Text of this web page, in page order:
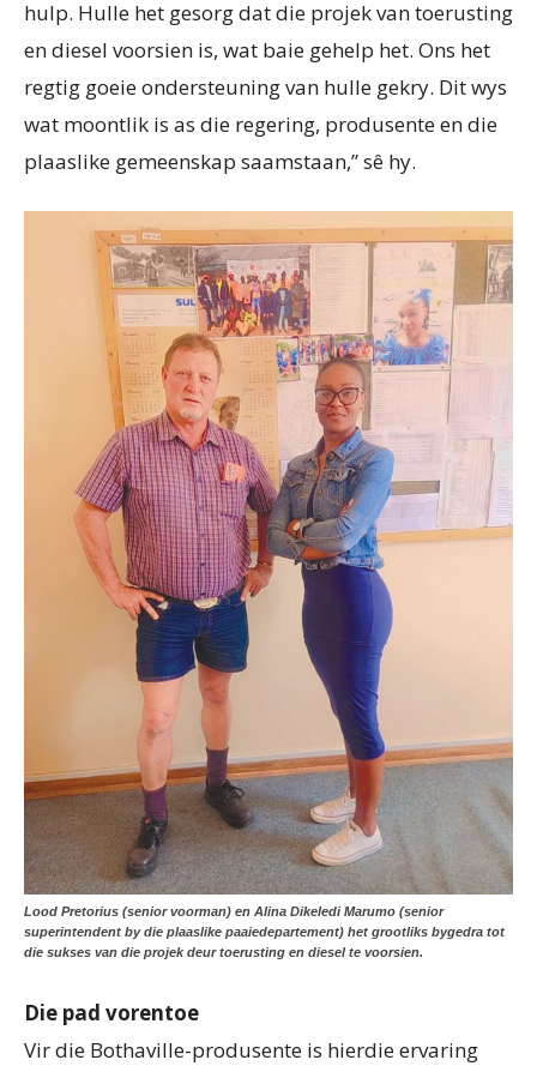
hulp. Hulle het gesorg dat die projek van toerusting
en diesel voorsien is, wat baie gehelp het. Ons het
regtig goeie ondersteuning van hulle gekry. Dit wys
wat moontlik is as die regering, produsente en die
plaaslike gemeenskap saamstaan,” sê hy.
Lood Pretorius (senior voorman) en Alina Dikeledi Marumo (senior
superintendent by die plaaslike paaiedepartement) het grootliks bygedra tot
die sukses van die projek deur toerusting en diesel te voorsien.
Die pad vorentoe
Vir die Bothaville-produsente is hierdie ervaring